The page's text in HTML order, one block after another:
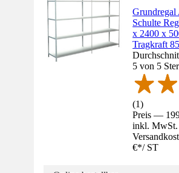
Grundregal
Schulte
x 2400 x
Tragkraft
5 von 5
(1)
Preis —
inkl. MwSt.
€*/ ST